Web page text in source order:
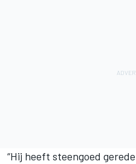
“Hij heeft steengoed